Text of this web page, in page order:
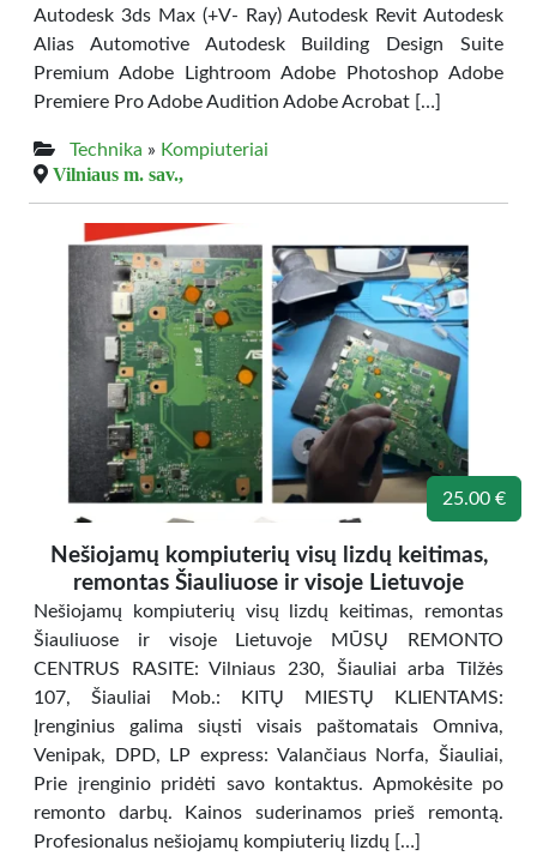
Autodesk 3ds Max (+V- Ray) Autodesk Revit Autodesk
Alias Automotive Autodesk Building Design Suite
Premium Adobe Lightroom Adobe Photoshop Adobe
Premiere Pro Adobe Audition Adobe Acrobat […]
Technika » Kompiuteriai
Vilniaus m. sav.,
25.00 €
Nešiojamų kompiuterių visų lizdų keitimas,
remontas Šiauliuose ir visoje Lietuvoje
Nešiojamų kompiuterių visų lizdų keitimas, remontas
Šiauliuose ir visoje Lietuvoje MŪSŲ REMONTO
CENTRUS RASITE: Vilniaus 230, Šiauliai arba Tilžės
107, Šiauliai Mob.: KITŲ MIESTŲ KLIENTAMS:
Įrenginius galima siųsti visais paštomatais Omniva,
Venipak, DPD, LP express: Valančiaus Norfa, Šiauliai,
Prie įrenginio pridėti savo kontaktus. Apmokėsite po
remonto darbų. Kainos suderinamos prieš remontą.
Profesionalus nešiojamų kompiuterių lizdų […]